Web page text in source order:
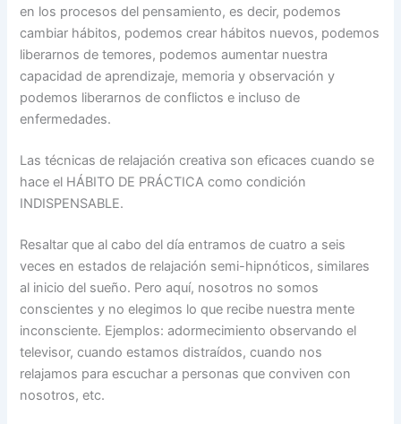
en los procesos del pensamiento, es decir, podemos
cambiar hábitos, podemos crear hábitos nuevos, podemos
liberarnos de temores, podemos aumentar nuestra
capacidad de aprendizaje, memoria y observación y
podemos liberarnos de conflictos e incluso de
enfermedades.
Las técnicas de relajación creativa son eficaces cuando se
hace el HÁBITO DE PRÁCTICA como condición
INDISPENSABLE.
Resaltar que al cabo del día entramos de cuatro a seis
veces en estados de relajación semi-hipnóticos, similares
al inicio del sueño. Pero aquí, nosotros no somos
conscientes y no elegimos lo que recibe nuestra mente
inconsciente. Ejemplos: adormecimiento observando el
televisor, cuando estamos distraídos, cuando nos
relajamos para escuchar a personas que conviven con
nosotros, etc.